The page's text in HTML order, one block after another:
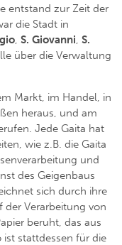
entstand zur Zeit der
die Stadt in
, S. Giovanni, S.
über die Verwaltung
Markt, im Handel, in
heraus, und am
Jede Gaita hat
wie z.B. die Gaita
und
des Geigenbaus
sich durch ihre
der Verarbeitung von
beruht, das aus
ist stattdessen für die